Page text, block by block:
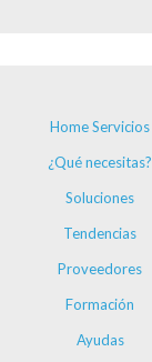
Home Servicios
¿Qué necesitas?
Soluciones
Tendencias
Proveedores
Formación
Ayudas